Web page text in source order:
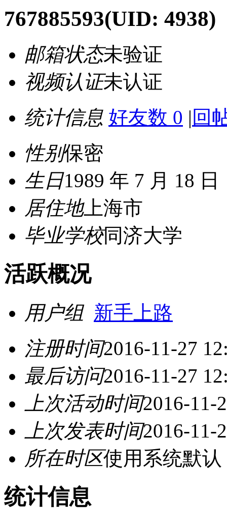
767885593(UID: 4938)
邮箱状态未验证
视频认证未认证
统计信息 好友数 0 | 回
性别保密
生日1989 年 7 月 18 日
居住地上海市
毕业学校同济大学
活跃概况
用户组 新手上路
注册时间2016-11-27
最后访问2016-11-27
上次活动时间2016-11-
上次发表时间2016-11-
所在时区使用系统默认
统计信息